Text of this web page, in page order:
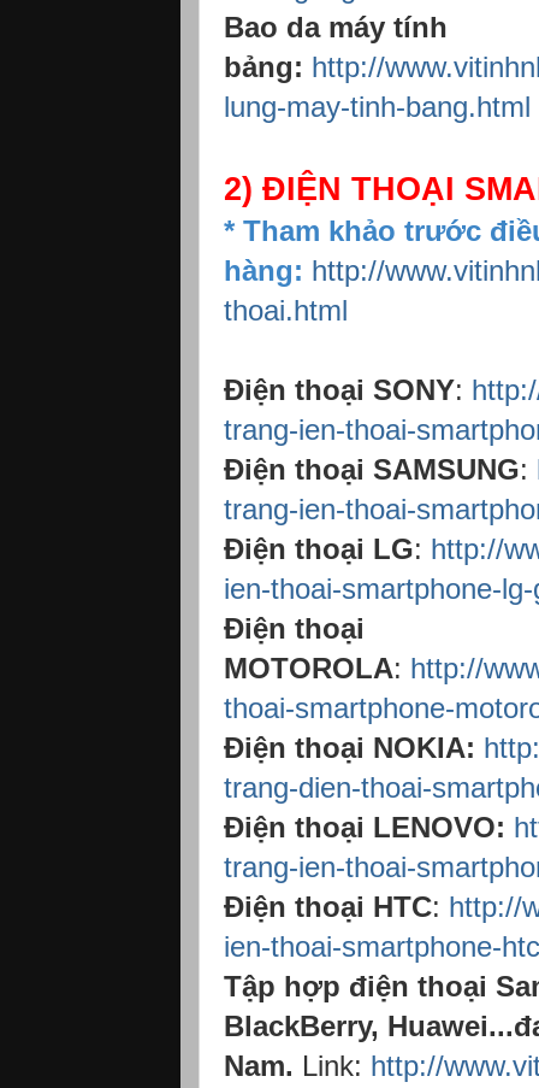
Bao da máy tính
bảng: http://
lung-may-tinh-bang.html
2) ĐIỆN THOẠI
* Tham khảo trước
hàng: http://
thoai.html
Điện thoại SONY:
trang-ien-thoai-
Điện thoại SAMSUNG:
trang-ien-thoai-
Điện thoại LG: http://
ien-thoai-smartphone-
Điện thoại
MOTOROLA: http://
thoai-smartphone-
Điện thoại NOKIA:
trang-dien-thoai-
Điện thoại LENOVO:
trang-ien-thoai-
Điện thoại HTC: http://
ien-thoai-smartphone-
Tập hợp điện thoại
BlackBerry,
Nam. Link: http://